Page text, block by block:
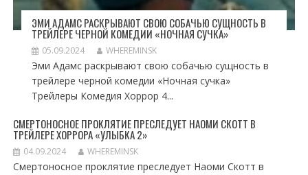
ЭМИ АДАМС РАСКРЫВАЮТ СВОЮ СОБАЧЬЮ СУЩНОСТЬ В
ТРЕЙЛЕРЕ ЧЕРНОЙ КОМЕДИИ «НОЧНАЯ СУЧКА»
05.09.2024 WHEREMINSK
Эми Адамс раскрывают свою собачью сущность в
трейлере черной комедии «Ночная сучка»
Трейлеры Комедия Хоррор 4...
СМЕРТОНОСНОЕ ПРОКЛЯТИЕ ПРЕСЛЕДУЕТ НАОМИ СКОТТ В
ТРЕЙЛЕРЕ ХОРРОРА «УЛЫБКА 2»
04.09.2024 WHEREMINSK
Смертоносное проклятие преследует Наоми Скотт в